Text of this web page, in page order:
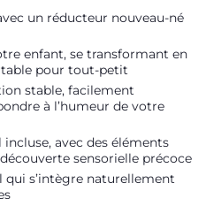
un réducteur nouveau-né
enfant, se transformant en
pour tout-petit
stable, facilement
à l’humeur de votre
avec des éléments
sensorielle précoce
s’intègre naturellement